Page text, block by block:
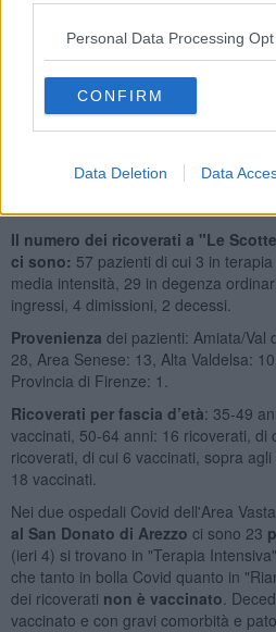
Personal Data Processing
CONFIRM
Data Deletion Data
102
Sinalunga
34
Torrita Di Siena
15
Rispetto ai nuovi positivi in 97 sono
, 117 tra35-49 anni; 102 tra
Il numero dei ricoverati a "Le
ci sono: 57 pazienti di cui 3 in
media intensità, 29 in degenza
ingressi, 4 dimissioni, 2 decessi.
Provenienza dei pazienti: Amiata/Val
28, Area Senese: 13, Alta Valdelsa:
Provincia di Firenze: 1.
Ricoverati per fascia d’età: 35-49
vaccinati, 50-64 anni: 16 ricoverati, di
ricoverati, di cui 6 vaccinati, sopra
18 vaccinati.
Nei due ospedali Covid dell'Area
al San Donato di Arezzo ci sono 23
(ieri 4) si trovano in "Terapia
che tanto in bolla Covid quanto in
dei ricoverati non è vaccinato .
vaccinato e con gravi comorbità e